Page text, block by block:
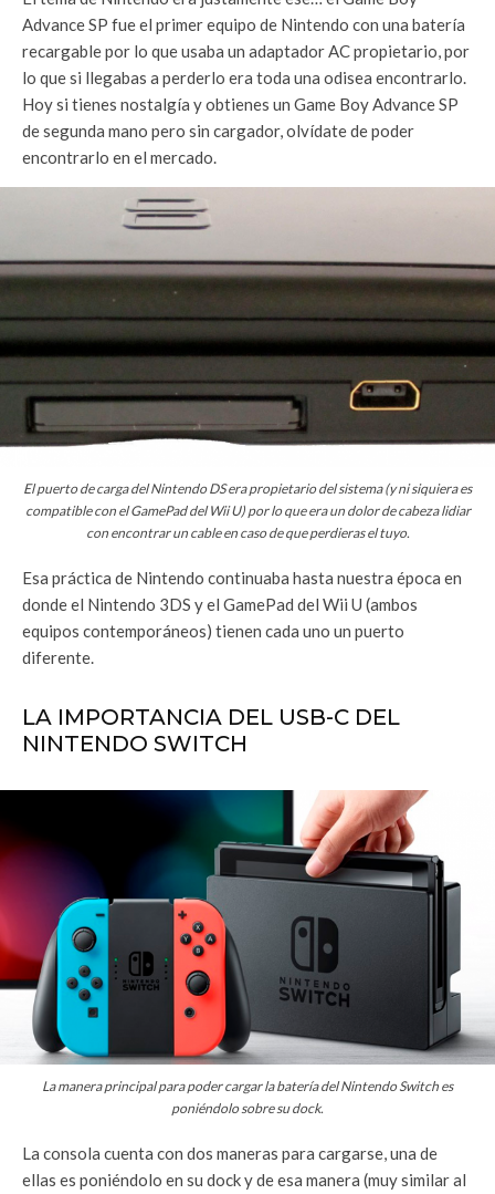
Advance SP fue el primer equipo de Nintendo con una batería
recargable por lo que usaba un adaptador AC propietario, por
lo que si llegabas a perderlo era toda una odisea encontrarlo.
Hoy si tienes nostalgía y obtienes un Game Boy Advance SP
de segunda mano pero sin cargador, olvídate de poder
encontrarlo en el mercado.
El puerto de carga del Nintendo DS era propietario del sistema (y ni siquiera es
compatible con el GamePad del Wii U) por lo que era un dolor de cabeza lidiar
con encontrar un cable en caso de que perdieras el tuyo.
Esa práctica de Nintendo continuaba hasta nuestra época en
donde el Nintendo 3DS y el GamePad del Wii U (ambos
equipos contemporáneos) tienen cada uno un puerto
diferente.
LA IMPORTANCIA DEL USB-C DEL
NINTENDO SWITCH
La manera principal para poder cargar la batería del Nintendo Switch es
poniéndolo sobre su dock.
La consola cuenta con dos maneras para cargarse, una de
ellas es poniéndolo en su dock y de esa manera (muy similar al